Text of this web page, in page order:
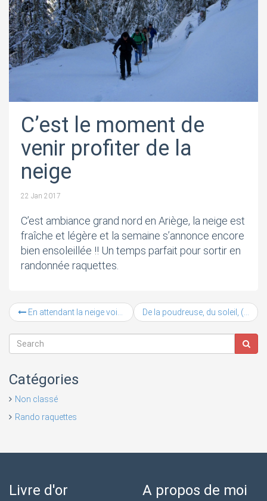
C’est le moment de
venir profiter de la
neige
22 Jan 2017
C’est ambiance grand nord en Ariège, la neige est
fraîche et légère et la semaine s’annonce encore
bien ensoleillée !! Un temps parfait pour sortir en
randonnée raquettes.
En attendant la neige voici quelques photos de la saison estivale !
Catégories
Non classé
Rando raquettes
Livre d'or A propos de moi